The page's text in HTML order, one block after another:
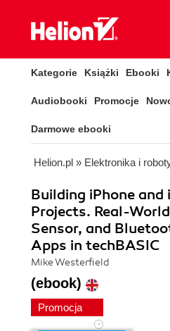
Kategorie Książki Ebooki
Audiobooki Promocje
Darmowe ebooki
Helion.pl » Elektronika i
Building iPhone and
Projects. Real-
Sensor, and
Apps in techBASIC
Mike Westerfield
(ebook)
Promocja